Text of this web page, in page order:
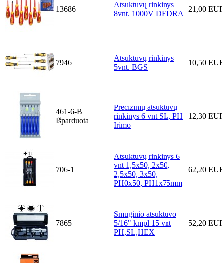
13686
Atsuktuvų rinkinys
8vnt. 1000V DEDRA
21,00
7946
Atsuktuvų rinkinys
5vnt. BGS
10,50
461-6-B
Išparduota
Precizinių atsuktuvų
rinkinys 6 vnt SL, PH
Irimo
12,30
706-1
Atsuktuvų rinkinys 6
vnt 1,5x50, 2x50,
2,5x50, 3x50,
PH0x50, PH1x75mm
62,20
7865
Smūginio atsuktuvo
5/16" kmpl 15 vnt
PH,SL,HEX
52,20